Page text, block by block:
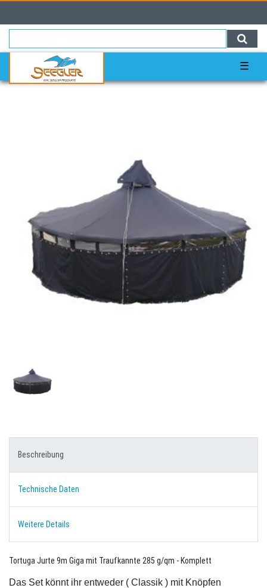
☰
Beschreibung
Technische Daten
Weitere Details
Tortuga Jurte 9m Giga mit Traufkannte 285 g/qm - Komplett
Das Set könnt ihr entweder ( Classik ) mit Knöpfen